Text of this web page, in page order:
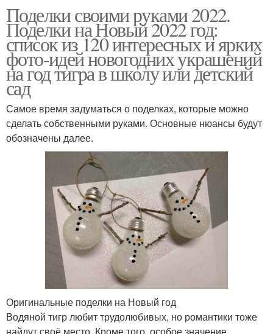
Поделки своими руками 2022.
Поделки на Новый 2022 год:
список из 120 интересных и ярких
фото-идей новогодних украшений
на год тигра в школу или детский
сад
Самое время задуматься о поделках, которые можно
сделать собственными руками. Основные нюансы будут
обозначены далее.
Оригинальные поделки на Новый год
Водяной тигр любит трудолюбивых, но романтики тоже
найдут своё место. Кроме того, особое значение